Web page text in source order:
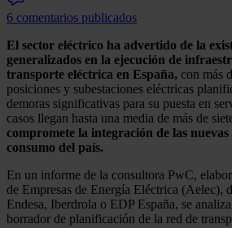
6 comentarios publicados
El sector eléctrico ha advertido de la
generalizados en la ejecución de
transporte eléctrica en España, con más
posiciones y subestaciones eléctricas
demoras significativas para su puesta en
casos llegan hasta una media de más de
compromete la integración de las nuevas
consumo del país.
En un informe de la consultora PwC,
de Empresas de Energía Eléctrica (Aelec),
Endesa, Iberdrola o EDP España, se
borrador de planificación de la red de